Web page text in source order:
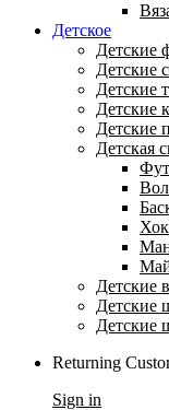
Детское
Детские
Детские
Детские
Детские
Детские
Детская
Детские
Детские
Детские
Returning
Sign in